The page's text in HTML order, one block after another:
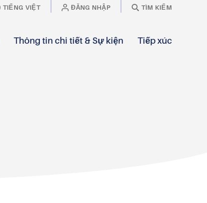
Thông tin chi tiết & Sự kiện Tiếp xúc
TIẾNG VIỆT ĐĂNG NHẬP TÌM KIẾM